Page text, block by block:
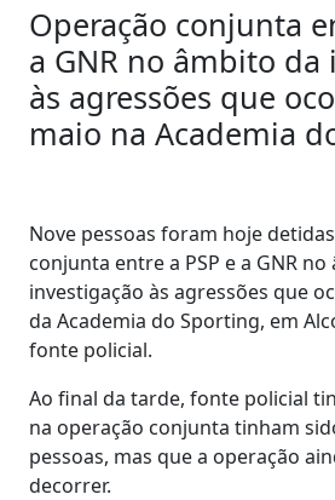
Operação conjunta
a GNR no âmbito da
às agressões que
maio na Academia
Nove pessoas foram hoje
conjunta entre a PSP e a GNR
investigação às agressões que
da Academia do Sporting, em
fonte policial.
Ao final da tarde, fonte policial
na operação conjunta tinham
pessoas, mas que a operação
decorrer.